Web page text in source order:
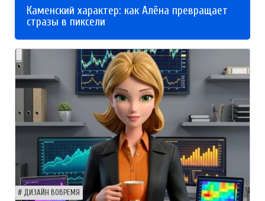
Каменский характер: как Алёна превращает
стразы в пиксели
ДИЗАЙН ВОВРЕМЯ